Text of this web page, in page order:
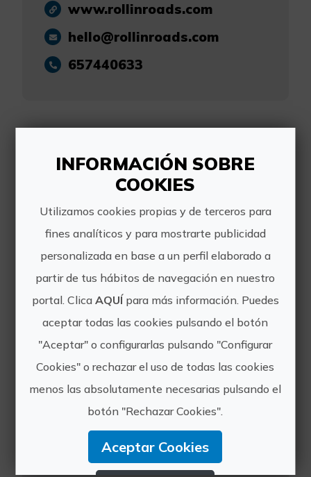
www.rollinroads.com
hello@rollinroads.com
657440633
Otras experiencias
de Rollin' Roads
Cicloturismo Costa Blanca
Durante nuestra experiencia
Cicloturista Costa Blanca en Castell
de la Solana, recorrerás una variedad
de Alicante. Desde exuberantes
viñedos hasta tranquilas ti...
INFORMACIÓN SOBRE
COOKIES
Utilizamos cookies propias y de terceros para
fines analíticos y para mostrarte publicidad
personalizada en base a un perfil elaborado a
partir de tus hábitos de navegación en nuestro
portal. Clica AQUÍpara más información. Puedes
aceptar todas las cookies pulsando el botón
"Aceptar" o configurarlas pulsando "Configurar
Cookies" o rechazar el uso de todas las cookies
menos las absolutamente necesarias pulsando el
botón "Rechazar Cookies".
Aceptar Cookies